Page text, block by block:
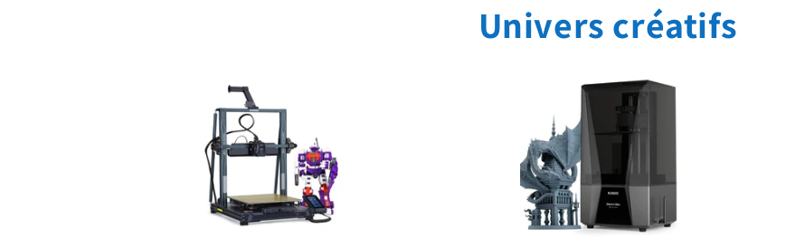
Univers créatifs